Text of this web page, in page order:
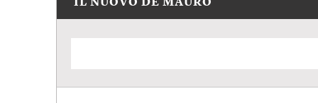
IL NUOVO DE MAURO